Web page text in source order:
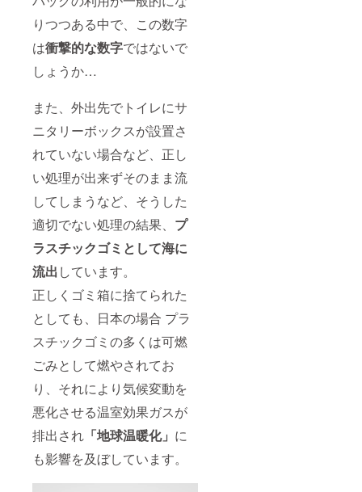
りつつある中で、この数字
は衝撃的な数字ではないで
しょうか…
また、外出先でトイレにサ
ニタリーボックスが設置さ
れていない場合など、正し
い処理が出来ずそのまま流
してしまうなど、そうした
適切でない処理の結果、 プ
ラスチックゴミとして海に
流出しています。
正しくゴミ箱に捨てられた
としても、日本の場合 プラ
スチックゴミの多くは可燃
ごみとして燃やされてお
り、それにより気候変動を
悪化させる温室効果ガスが
排出され 「地球温暖化」 に
も影響を及ぼしています。